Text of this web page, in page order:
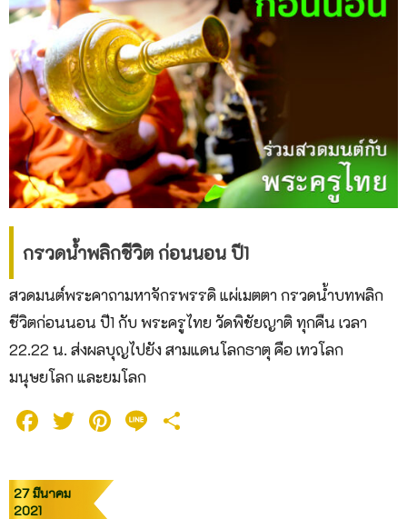
กรวดน้ำพลิกชีวิต ก่อนนอน ปี1
สวดมนต์พระคาถามหาจักรพรรดิ แผ่เมตตา กรวดน้ำบทพลิก
ชีวิตก่อนนอน ปี1 กับ พระครูไทย วัดพิชัยญาติ ทุกคืน เวลา
22.22 น. ส่งผลบุญไปยัง สามแดนโลกธาตุ คือ เทวโลก
มนุษยโลก และยมโลก
Facebook
Twitter
Pinterest
Line
27 มีนาคม
2021